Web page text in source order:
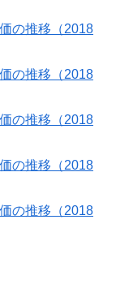
の推移（2018
の推移（2018
の推移（2018
の推移（2018
の推移（2018